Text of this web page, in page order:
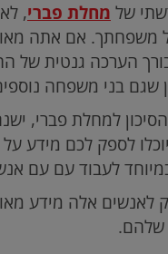
של מחלת פברי,
משפחתך. אם אתה
הערכה גנטית של
שגם בני משפחה
למחלת פברי,
לספק לכם מידע
לעבוד עם עם
אלה מידע
שלהם.